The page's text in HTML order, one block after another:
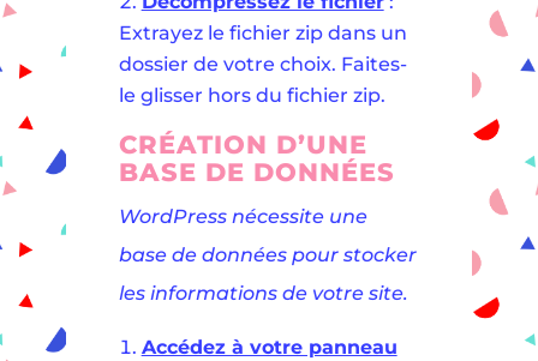
Extrayez le fichier zip dans un
dossier de votre choix. Faites-
le glisser hors du fichier zip.
CRÉATION D’UNE
BASE DE DONNÉES
WordPress nécessite une
base de données pour stocker
les informations de votre site.
Accédez à votre panneau